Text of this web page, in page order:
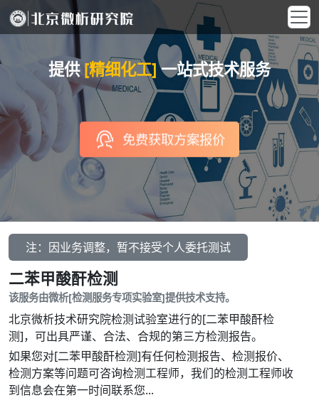
提供[精细化工]一站式技术服务
免费获取方案报价
注：因业务调整，暂不接受个人委托测试
二苯甲酸酐检测
该服务由微析[检测服务专项实验室]提供技术支持。
北京微析技术研究院检测试验室进行的[二苯甲酸酐检
测]，可出具严谨、合法、合规的第三方检测报告。
如果您对[二苯甲酸酐检测]有任何检测报告、检测报价、
检测方案等问题可咨询检测工程师，我们的检测工程师收
到信息会在第一时间联系您...